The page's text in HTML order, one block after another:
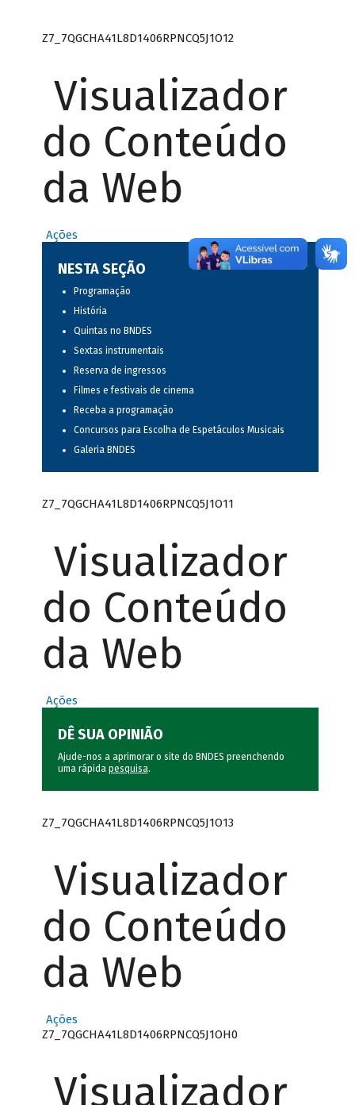
Z7_7QGCHA41L8D1406RPNCQ5J1O12
Visualizador
do Conteúdo
da Web
Ações
NESTA SEÇÃO
Programação
História
Quintas no BNDES
Sextas instrumentais
Reserva de ingressos
Filmes e festivais de cinema
Receba a programação
Concursos para Escolha de Espetáculos Musicais
Galeria BNDES
Z7_7QGCHA41L8D1406RPNCQ5J1O11
Visualizador
do Conteúdo
da Web
Ações
DÊ SUA OPINIÃO
Ajude-nos a aprimorar o site do BNDES preenchendo
uma rápida pesquisa.
Z7_7QGCHA41L8D1406RPNCQ5J1O13
Visualizador
do Conteúdo
da Web
Ações
Z7_7QGCHA41L8D1406RPNCQ5J1OH0
Visualizador